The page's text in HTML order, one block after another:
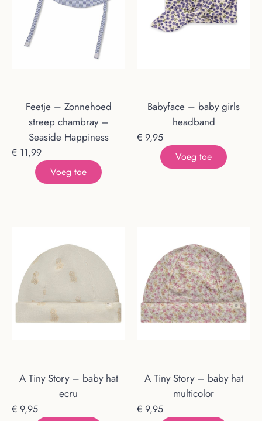
Feetje – Zonnehoed
streep chambray –
Seaside Happiness
€ 11,99
Voeg toe
Babyface – baby girls
headband
€ 9,95
Voeg toe
A Tiny Story – baby hat
ecru
€ 9,95
A Tiny Story – baby hat
multicolor
€ 9,95